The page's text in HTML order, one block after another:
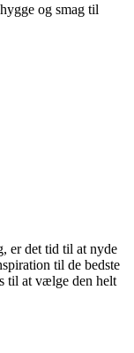
og smag til
er det tid til at nyde
til de bedste
til at vælge den helt